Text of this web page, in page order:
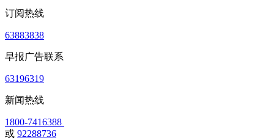
订阅热线
63883838
早报广告联系
63196319
新闻热线
1800-7416388
或 92288736